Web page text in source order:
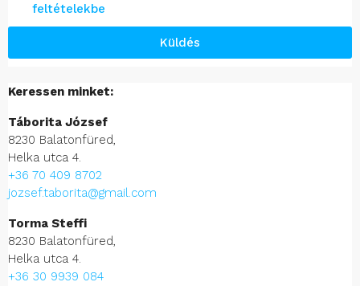
feltételekbe
Küldés
Keressen minket:
Táborita József
8230 Balatonfüred,
Helka utca 4.
+36 70 409 8702
jozsef.taborita@gmail.com
Torma Steffi
8230 Balatonfüred,
Helka utca 4.
+36 30 9939 084